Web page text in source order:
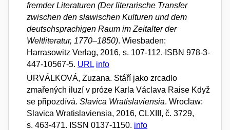
fremder Literaturen (Der literarische Transfer
zwischen den slawischen Kulturen und dem
deutschsprachigen Raum im Zeitalter der
Weltliteratur, 1770–1850). Wiesbaden:
Harrasowitz Verlag, 2016, s. 107-112. ISBN 978-3-
447-10567-5. URL info
URVÁLKOVÁ, Zuzana. Stáří jako zrcadlo
zmařených iluzí v próze Karla Václava Raise Když
se připozdívá. Slavica Wratislaviensia. Wroclaw:
Slavica Wratislaviensia, 2016, CLXIII, č. 3729,
s. 463-471. ISSN 0137-1150. info